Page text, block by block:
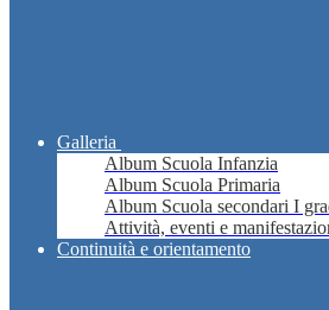
Galleria
Album Scuola Infanzia
Album Scuola Primaria
Album Scuola secondari I
Attività, eventi e
Continuità e orientamento